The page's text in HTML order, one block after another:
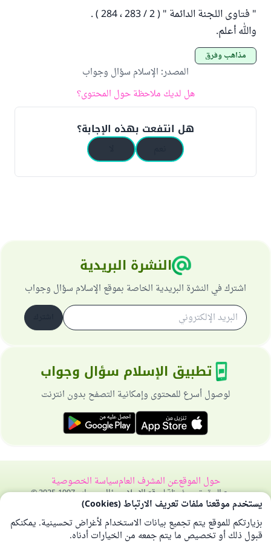
" فتاوى اللجنة الدائمة " ( 2 / 283 ، 284 ) .
والله أعلم.
مذاهب وفرق
المصدر: الإسلام سؤال وجواب
هل لديك ملاحظة حول المحتوى؟
هل انتفعت بهذه الإجابة؟
النشرة البريدية
اشترك في النشرة البريدية الخاصة بموقع الإسلام سؤال وجواب
تطبيق الإسلام سؤال وجواب
لوصول أسرع للمحتوى وإمكانية التصفح بدون انترنت
حول الموقععن المشرف العامسياسة الخصوصية
جميع الحقوق محفوظة لموقع الإسلام سؤال وجواب 1997-2025 ©
يستخدم موقعنا ملفات تعريف الارتباط (Cookies)
بزيارتكم للموقع يتم تجميع بيانات الاستخدام لأغراض تحسينية. يمكنكم
قبول ذلك أو تخصيص ما يتم جمعه من الخيارات أدناه.